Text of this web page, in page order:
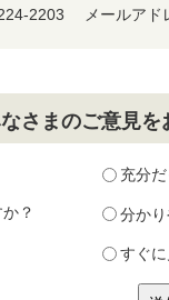
2203 メールアド
さまのご意見
充分
？ 分か
すぐ